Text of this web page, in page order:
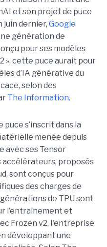
et son projet de puce
juin dernier, Google
génération de
pour ses modèles
», cette puce aurait pour
d’IA générative du
selon des
The Information.
s’inscrit dans la
menée depuis
avec ses Tensor
accélérateurs, proposés
sont conçus pour
des charges de
de TPU sont
l’entraînement et
Frozen v2, l'entreprise
développant une